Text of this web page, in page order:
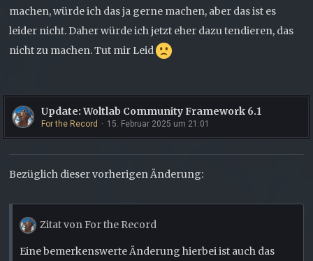
machen, würde ich das ja gerne machen, aber das ist es
leider nicht. Daher würde ich jetzt eher dazu tendieren, das
nicht zu machen. Tut mir Leid
Update: Woltlab Community Framework 6.1
For the Record 15. Februar 2025 um 21:01
Bezüglich dieser vorherigen Änderung:
Zitat von For the Record
Eine bemerkenswerte Änderung hierbei ist auch das